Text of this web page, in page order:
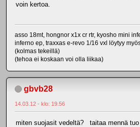
voin kertoa.
asso 18mt, hongnor x1x cr rtr, kyosho mini
inferno ep, traxxas e-revo 1/16 vxl löytyy
(kolmas tekeillä)
(tehoa ei koskaan voi olla liikaa)
gbvb28
14.03.12 - klo: 19.56
miten suojasit vedeltä? taitaa mennä tuo